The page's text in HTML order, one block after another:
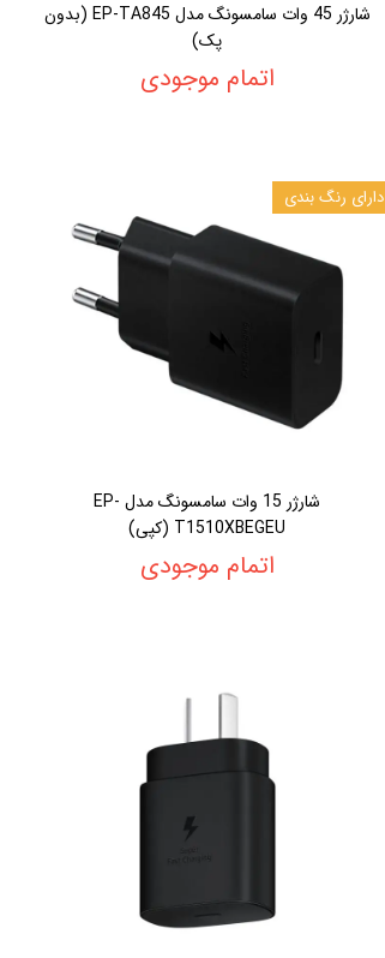
شارژر 45 وات سامسونگ مدل EP-TA845 (بدون
پک)
اتمام موجودی
شارژر 15 وات سامسونگ مدل EP-
T1510XBEGEU (کپی)
اتمام موجودی
دارای رنگ بندی